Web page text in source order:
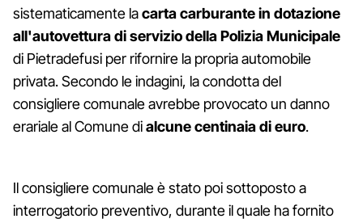
sistematicamente lacarta carburante in dotazione
all'autovettura di servizio della Polizia Municipale
di Pietradefusi per rifornire la propria automobile
privata. Secondo le indagini, la condotta del
consigliere comunale avrebbe provocato un danno
erariale al Comune dialcune centinaia di euro.
Il consigliere comunale è stato poi sottoposto a
interrogatorio preventivo, durante il quale ha fornito